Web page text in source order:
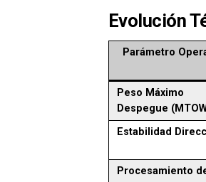
Evolución
Parámetro
Peso Máximo
Despegue
Estabilidad
Procesamiento